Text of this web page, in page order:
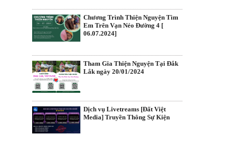
Chương Trình Thiện Nguyện Tìm
Em Trên Vạn Nẻo Đường 4 [
06.07.2024]
Tham Gia Thiện Nguyện Tại Đắk
Lắk ngày 20/01/2024
Dịch vụ Livetreams [Đất Việt
Media] Truyền Thông Sự Kiện